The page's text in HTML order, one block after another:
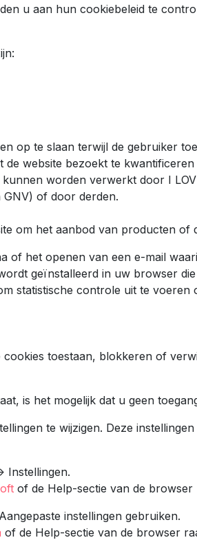
u aan hun cookiebeleid te
op te slaan terwijl de gebruiker
website bezoekt te
worden verwerkt door I
GNV) of door derden.
om het aanbod van producten of
of het openen van een e-mail
geïnstalleerd in uw browser
statistische controle uit te
toestaan, blokkeren of
is het mogelijk dat u geen
te wijzigen. Deze
Instellingen.
of de Help-sectie van de browser
instellingen gebruiken.
of de Help-sectie van de browser